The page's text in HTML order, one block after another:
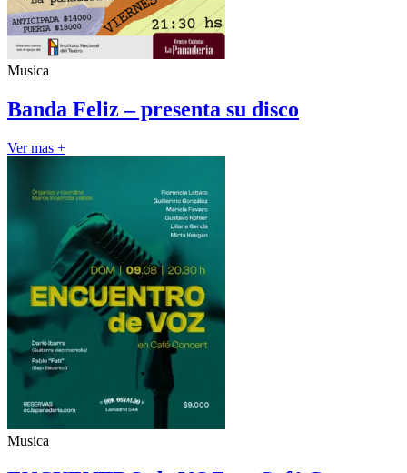
Musica
Banda Feliz – presenta su disco
Ver mas +
Musica